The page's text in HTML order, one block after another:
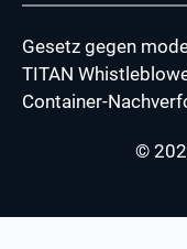
Gesetz gegen
TITAN
Container-
©